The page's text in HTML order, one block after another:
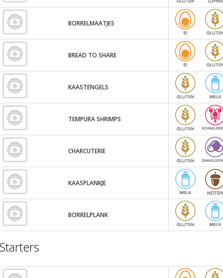
BORRELMAATJES
BREAD TO SHARE
KAASTENGELS
TEMPURA SHRIMPS
CHARCUTERIE
KAASPLANKJE
BORRELPLANK
Starters